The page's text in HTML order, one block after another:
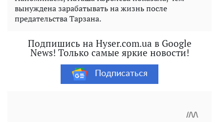
вынуждена зарабатывать на жизнь после
предательства Тарзана.
Подпишись на Hyser.com.ua в Google
News! Только самые яркие новости!
Подписаться